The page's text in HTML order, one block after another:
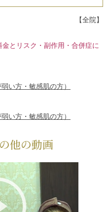
【全院】
とリスク・副作用・合併症に
い方・敏感肌の方）
い方・敏感肌の方）
他の動画